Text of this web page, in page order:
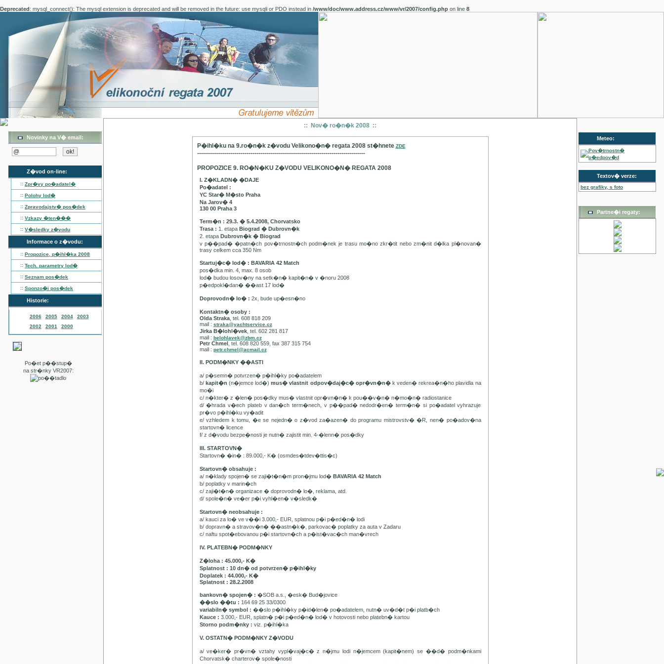
Deprecated: mysql_connect(): The mysql extension is deprecated and will be removed in the future: use mysqli or PDO instead in /www/doc/www.address.cz/www/vr/2007/config.php on line 8
Novinky na V� email:
Z�vod on-line:
:: Zpr�vy po�adatel�
:: Polohy lod�
:: Zpravodajstv� pos�dek
:: Vzkazy �ten���
:: V�sledky z�vodu
Informace o z�vodu:
:: Propozice, p�ihl�ka 2008
:: Tech. parametry lod�
:: Seznam pos�dek
:: Sponzo�i pos�dek
Historie:
2006 2005 2004
2003
2002
2001 2000
Po�et p��stup�
na str�nky VR2007:
:: Nov� ro�n�k 2008 ::
P�ihl�ku na 9.ro�n�k z�vodu Velikono�n� regata 2008 st�hnete ZDE
-------------------------------------------------------------------------------------
PROPOZICE 9. RO�N�KU Z�VODU VELIKONO�N� REGATA 2008
I. Z�KLADN� �DAJE
Po�adatel :
YC Star� M�sto Praha
Na Jarov� 4
130 00 Praha 3
Term�n : 29.3. � 5.4.2008, Chorvatsko
Trasa : 1. etapa Biograd � Dubrovn�k
2. etapa Dubrovn�k � Biograd
v p��pad� �patn�ch pov�trnostn�ch podm�nek je trasu mo�no zkr�tit nebo zm�nit d�lka pl�novan�
trasy celkem cca 350 Nm
Startuj�c� lod� : BAVARIA 42 Match
pos�dka min. 4, max. 8 osob
lod� budou losov�ny na setk�n� kapit�n� v �noru 2008
p�edpokl�dan� ��ast 17 lod�
Doprovodn� lo� : 2x, bude up�esn�no
Kontaktn� osoby :
Olda Straka, tel. 608 818 209
mail : straka@yachtservice.cz
Jirka B�lohl�vek, tel. 602 281 817
mail : belohlavek@zbm.cz
Petr Chmel, tel. 608 820 559, fax 387 315 754
mail : petr.chmel@acmail.cz
II. PODM�NKY ��ASTI
a/ p�semn� potvrzen� p�ihl�ky po�adatelem
b/ kapit�n (n�jemce lod�) mus� vlastnit odpov�daj�c� opr�vn�n� k veden� rekrea�n�ho plavidla na
mo�i
c/ n�kter� z �len� pos�dky mus� vlastnit opr�vn�n� k pou��v�n� n�mo�n� radiostanice
d/ �hrada v�ech plateb v dan�ch term�nech, v p��pad� nedodr�en� term�n� si po�adatel vyhrazuje
pr�vo p�ihl�ku vy�adit
e/ vzhledem k tomu, �e se nejedn� o z�vod za�azen� do programu mistrovstv� �R, nen� po�adov�na
startovn� licence
f/ z d�vodu bezpe�nosti je nutn� zajistit min. 4-�lenn� pos�dky
III. STARTOVN�
Startovn� �in� : 89.000,- K� (osmdes�tdev�ttis�c)
Startovn� obsahuje :
a/ n�klady spojen� se zaji�t�n�m pron�jmu lod� BAVARIA 42 Match
b/ poplatky v marin�ch
c/ zaji�t�n� organizace � doprovodn� lo�, reklama, atd.
d/ spole�n� ve�er p�i vyhl�en� v�sledk�
Startovn� neobsahuje :
a/ kauci za lo� ve v��i 3.000,- EUR, splatnou p�i p�ed�n� lodi
b/ dopravn� a stravov�n� ��astn�k�, parkovac� poplatky za auta v Zadaru
c/ naftu spot�ebovanou p�i startovn�ch a p�ist�vac�ch man�vrech
IV. PLATEBN� PODM�NKY
Z�loha : 45.000,- K�
Splatnost : 10 dn� od potvrzen� p�ihl�ky
Doplatek : 44.000,- K�
Splatnost : 28.2.2008
bankovn� spojen� : �SOB a.s., �esk� Bud�jovice
��slo ��tu : 164 69 25 33/0300
variabiln� symbol : ��slo p�ihl�ky p�id�len� po�adatelem, nutn� uv�d�t p�i platb�ch
Kauce : 3.000,- EUR, splatn� p�i p�ed�n� lod� v hotovosti nebo platebn� kartou
Storno podm�nky : viz. p�ihl�ka
V. OSTATN� PODM�NKY Z�VODU
a/ ve�ker� pr�vn� vztahy vypl�vaj�c� z n�jmu lodi n�jemcem (kapit�nem) se ��d� podm�nkami
Chorvatsk� charterov� spole�nosti
Meteo:
Pov�trnostn�
p�edpov�d
Textov� verze:
bez grafiky, s foto
Partne�i regaty: